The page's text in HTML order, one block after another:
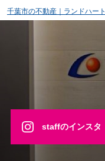
千葉市の不動産｜ランドハート
staffのインスタ